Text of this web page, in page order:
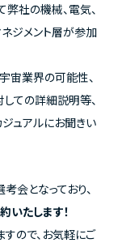
弊社の機械、電気、
ジメント層が参加
宙業界の可能性、
しての詳細説明等、
ュアルにお聞きい
会となっており、
たします！
ので、お気軽にご